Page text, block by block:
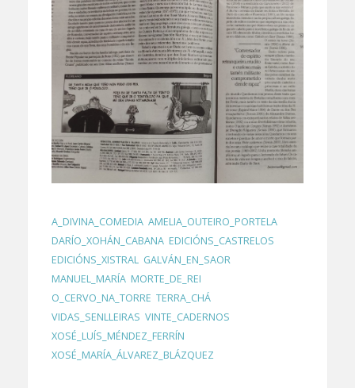
A_DIVINA_COMEDIA, AMELIA_OUTEIRO_PORTELA,
DARÍO_XOHÁN_CABANA, EDICIÓNS_CASTRELOS
EDICIÓNS_XISTRAL, GALVÁN_EN_SAOR,
MANUEL_MARÍA, MORTE_DE_REI
O_CERVO_NA_TORRE TERRA_CHÁ,
VIDAS_SENLLEIRAS VINTE_CADERNOS
XOSÉ_LUÍS_MÉNDEZ_FERRÍN
XOSÉ_MARÍA_ÁLVAREZ_BLÁZQUEZ